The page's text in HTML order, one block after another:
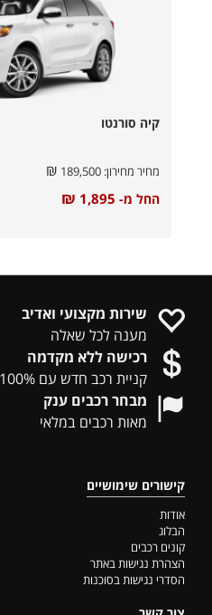
קיה סורנטו
מחיר מחירון: ₪
החל מ- ₪
שירות מקצועי ואדיב
מענה לכל שאלה
רכישה ללא מקדמה
קניית רכב חדש עם 100% מימון
מבחר רכבים ענק
מאות רכבים במלאי
קישורים שימושיים
אודות
הבלוג
קונים רכבים
הצהרת נגישות באתר
הסדרי נגישות בסוכנות